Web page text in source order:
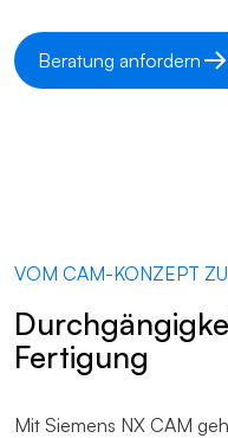
Beratung anfordern
VOM CAM-KONZEPT
Fertigung
Mit Siemens NX CAM